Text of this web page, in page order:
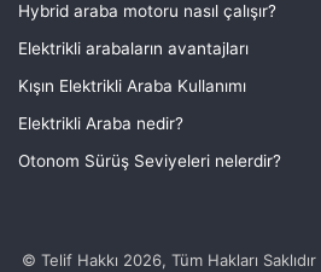
Hybrid araba motoru nasıl çalışır?
Elektrikli arabaların avantajları
Kışın Elektrikli Araba Kullanımı
Elektrikli Araba nedir?
Otonom Sürüş Seviyeleri nelerdir?
© Telif Hakkı 2026, Tüm Hakları